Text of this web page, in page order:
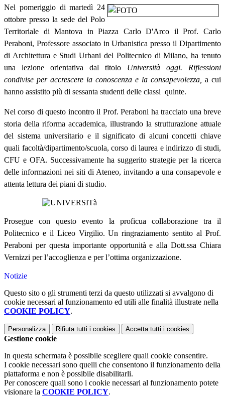
Nel pomeriggio di martedì 24
ottobre presso la sede del Polo
Territoriale di Mantova in Piazza Carlo D'Arco il Prof. Carlo
Peraboni, Professore associato in Urbanistica presso il Dipartimento
di Architettura e Studi Urbani del Politecnico di Milano, ha tenuto
una lezione orientativa dal titolo Università oggi. Riflessioni
condivise per accrescere la conoscenza e la consapevolezza, a cui
hanno assistito più di sessanta studenti delle classi quinte.
Nel corso di questo incontro il Prof. Peraboni ha tracciato una breve
storia della riforma accademica, illustrando la strutturazione attuale
del sistema universitario e il significato di alcuni concetti chiave
quali facoltà/dipartimento/scuola, corso di laurea e indirizzo di studi,
CFU e OFA. Successivamente ha suggerito strategie per la ricerca
delle informazioni nei siti di Ateneo, invitando a una consapevole e
attenta lettura dei piani di studio.
Prosegue con questo evento la proficua collaborazione tra il
Politecnico e il Liceo Virgilio. Un ringraziamento sentito al Prof.
Peraboni per questa importante opportunità e alla Dott.ssa Chiara
Vernizzi per l’accoglienza e per l’ottima organizzazione.
Notizie
Questo sito o gli strumenti terzi da questo utilizzati si avvalgono di
cookie necessari al funzionamento ed utili alle finalità illustrate nella
COOKIE POLICY.
Personalizza Rifiuta tutti i cookies Accetta tutti i cookies
Gestione cookie
In questa schermata è possibile scegliere quali cookie consentire.
I cookie necessari sono quelli che consentono il funzionamento della
piattaforma e non è possibile disabilitarli.
Per conoscere quali sono i cookie necessari al funzionamento potete
visionare la COOKIE POLICY.